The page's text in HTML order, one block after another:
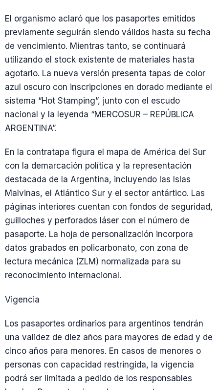
El organismo aclaró que los pasaportes emitidos
previamente seguirán siendo válidos hasta su fecha
de vencimiento. Mientras tanto, se continuará
utilizando el stock existente de materiales hasta
agotarlo. La nueva versión presenta tapas de color
azul oscuro con inscripciones en dorado mediante el
sistema “Hot Stamping”, junto con el escudo
nacional y la leyenda “MERCOSUR – REPÚBLICA
ARGENTINA”.
En la contratapa figura el mapa de América del Sur
con la demarcación política y la representación
destacada de la Argentina, incluyendo las Islas
Malvinas, el Atlántico Sur y el sector antártico. Las
páginas interiores cuentan con fondos de seguridad,
guilloches y perforados láser con el número de
pasaporte. La hoja de personalización incorpora
datos grabados en policarbonato, con zona de
lectura mecánica (ZLM) normalizada para su
reconocimiento internacional.
Vigencia
Los pasaportes ordinarios para argentinos tendrán
una validez de diez años para mayores de edad y de
cinco años para menores. En casos de menores o
personas con capacidad restringida, la vigencia
podrá ser limitada a pedido de los responsables